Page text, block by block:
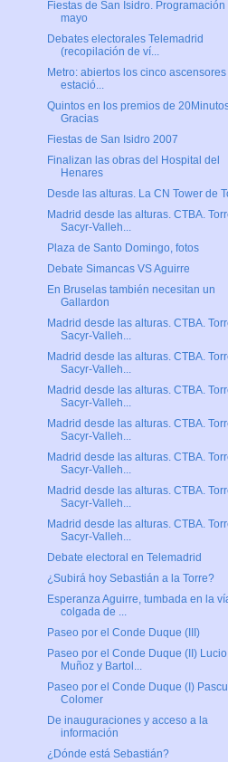
Fiestas de San Isidro. Programación
mayo
Debates electorales Telemadrid
(recopilación de ví...
Metro: abiertos los cinco
estació...
Quintos en los premios de
Gracias
Fiestas de San Isidro 2007
Finalizan las obras del Hospital del
Henares
Desde las alturas. La CN Tower de
Madrid desde las alturas. CTBA.
Sacyr-Valleh...
Plaza de Santo Domingo, fotos
Debate Simancas VS Aguirre
En Bruselas también necesitan un
Gallardon
Madrid desde las alturas. CTBA.
Sacyr-Valleh...
Madrid desde las alturas. CTBA.
Sacyr-Valleh...
Madrid desde las alturas. CTBA.
Sacyr-Valleh...
Madrid desde las alturas. CTBA.
Sacyr-Valleh...
Madrid desde las alturas. CTBA.
Sacyr-Valleh...
Madrid desde las alturas. CTBA.
Sacyr-Valleh...
Madrid desde las alturas. CTBA.
Sacyr-Valleh...
Debate electoral en Telemadrid
¿Subirá hoy Sebastián a la Torre?
Esperanza Aguirre, tumbada en la
colgada de ...
Paseo por el Conde Duque (III)
Paseo por el Conde Duque (II) Lucio
Muñoz y Bartol...
Paseo por el Conde Duque (I)
Colomer
De inauguraciones y acceso a la
información
¿Dónde está Sebastián?